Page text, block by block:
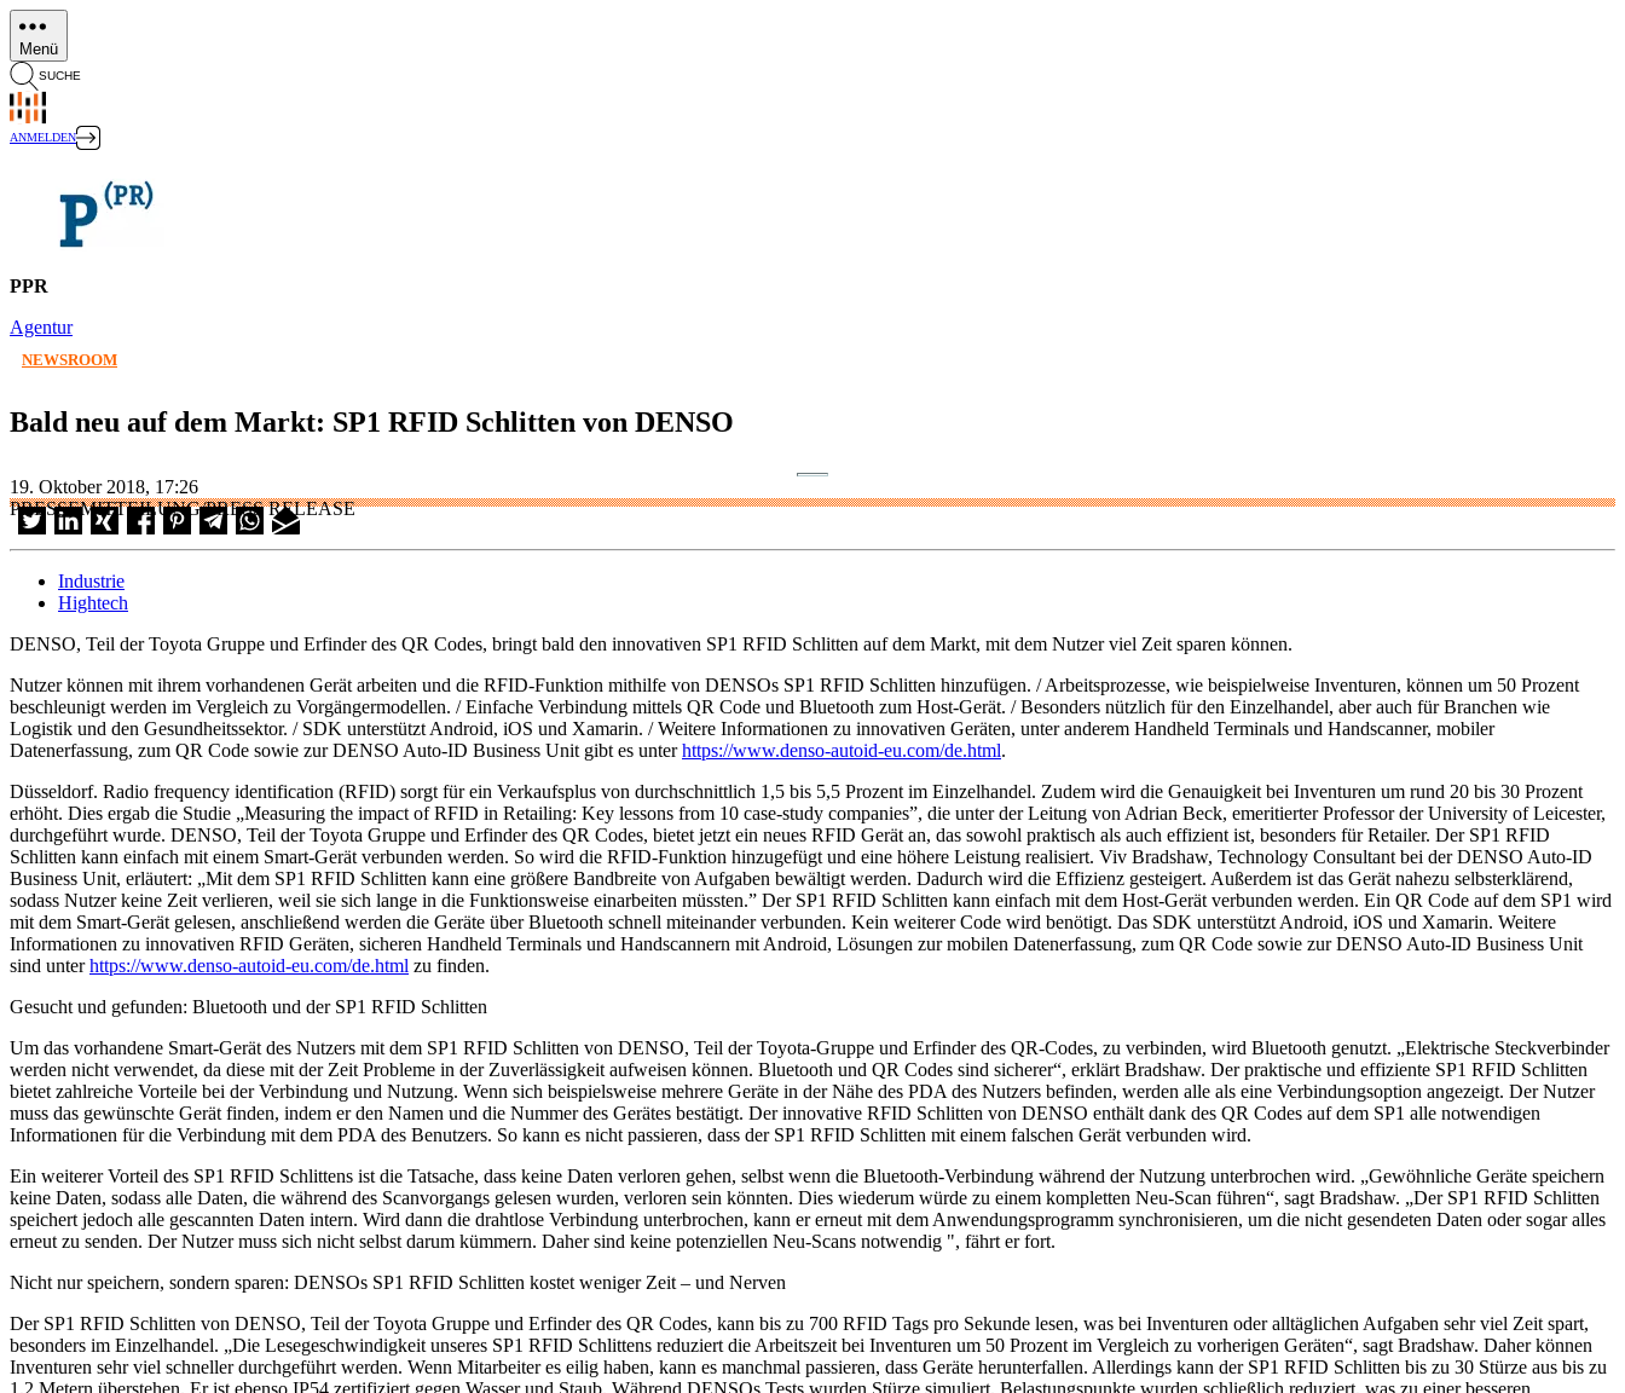
Direkt
zum
Inhalt
Menü
SUCHE
ANMELDEN
PPR
Agentur
NEWSROOM
Bald neu auf dem Markt: SP1 RFID Schlitten von DENSO
19. Oktober 2018, 17:26
PRESSEMITTEILUNG/PRESS RELEASE
Industrie
Hightech
DENSO, Teil der Toyota Gruppe und Erfinder des QR Codes, bringt bald den innovativen SP1 RFID Schlitten auf dem Markt, mit dem Nutzer viel Zeit sparen können.
Nutzer können mit ihrem vorhandenen Gerät arbeiten und die RFID-Funktion mithilfe von DENSOs SP1 RFID Schlitten hinzufügen. / Arbeitsprozesse, wie beispielweise Inventuren, können um 50 Prozent
beschleunigt werden im Vergleich zu Vorgängermodellen. / Einfache Verbindung mittels QR Code und Bluetooth zum Host-Gerät. / Besonders nützlich für den Einzelhandel, aber auch für Branchen wie
Logistik und den Gesundheitssektor. / SDK unterstützt Android, iOS und Xamarin. / Weitere Informationen zu innovativen Geräten, unter anderem Handheld Terminals und Handscanner, mobiler
Datenerfassung, zum QR Code sowie zur DENSO Auto-ID Business Unit gibt es unterhttps://www.denso-autoid-eu.com/de.html.
Düsseldorf. Radio frequency identification (RFID) sorgt für ein Verkaufsplus von durchschnittlich 1,5 bis 5,5 Prozent im Einzelhandel. Zudem wird die Genauigkeit bei Inventuren um rund 20 bis 30 Prozent
erhöht. Dies ergab die Studie „Measuring the impact of RFID in Retailing: Key lessons from 10 case-study companies”, die unter der Leitung von Adrian Beck, emeritierter Professor der University of Leicester,
durchgeführt wurde. DENSO, Teil der Toyota Gruppe und Erfinder des QR Codes, bietet jetzt ein neues RFID Gerät an, das sowohl praktisch als auch effizient ist, besonders für Retailer. Der SP1 RFID
Schlitten kann einfach mit einem Smart-Gerät verbunden werden. So wird die RFID-Funktion hinzugefügt und eine höhere Leistung realisiert. Viv Bradshaw, Technology Consultant bei der DENSO Auto-ID
Business Unit, erläutert: „Mit dem SP1 RFID Schlitten kann eine größere Bandbreite von Aufgaben bewältigt werden. Dadurch wird die Effizienz gesteigert. Außerdem ist das Gerät nahezu selbsterklärend,
sodass Nutzer keine Zeit verlieren, weil sie sich lange in die Funktionsweise einarbeiten müssten.” Der SP1 RFID Schlitten kann einfach mit dem Host-Gerät verbunden werden. Ein QR Code auf dem SP1 wird
mit dem Smart-Gerät gelesen, anschließend werden die Geräte über Bluetooth schnell miteinander verbunden. Kein weiterer Code wird benötigt. Das SDK unterstützt Android, iOS und Xamarin. Weitere
Informationen zu innovativen RFID Geräten, sicheren Handheld Terminals und Handscannern mit Android, Lösungen zur mobilen Datenerfassung, zum QR Code sowie zur DENSO Auto-ID Business Unit
sind unterhttps://www.denso-autoid-eu.com/de.html zu finden.
Gesucht und gefunden: Bluetooth und der SP1 RFID Schlitten
Um das vorhandene Smart-Gerät des Nutzers mit dem SP1 RFID Schlitten von DENSO, Teil der Toyota-Gruppe und Erfinder des QR-Codes, zu verbinden, wird Bluetooth genutzt. „Elektrische Steckverbinder
werden nicht verwendet, da diese mit der Zeit Probleme in der Zuverlässigkeit aufweisen können. Bluetooth und QR Codes sind sicherer“, erklärt Bradshaw. Der praktische und effiziente SP1 RFID Schlitten
bietet zahlreiche Vorteile bei der Verbindung und Nutzung. Wenn sich beispielsweise mehrere Geräte in der Nähe des PDA des Nutzers befinden, werden alle als eine Verbindungsoption angezeigt. Der Nutzer
muss das gewünschte Gerät finden, indem er den Namen und die Nummer des Gerätes bestätigt. Der innovative RFID Schlitten von DENSO enthält dank des QR Codes auf dem SP1 alle notwendigen
Informationen für die Verbindung mit dem PDA des Benutzers. So kann es nicht passieren, dass der SP1 RFID Schlitten mit einem falschen Gerät verbunden wird.
Ein weiterer Vorteil des SP1 RFID Schlittens ist die Tatsache, dass keine Daten verloren gehen, selbst wenn die Bluetooth-Verbindung während der Nutzung unterbrochen wird. „Gewöhnliche Geräte speichern
keine Daten, sodass alle Daten, die während des Scanvorgangs gelesen wurden, verloren sein könnten. Dies wiederum würde zu einem kompletten Neu-Scan führen“, sagt Bradshaw. „Der SP1 RFID Schlitten
speichert jedoch alle gescannten Daten intern. Wird dann die drahtlose Verbindung unterbrochen, kann er erneut mit dem Anwendungsprogramm synchronisieren, um die nicht gesendeten Daten oder sogar alles
erneut zu senden. Der Nutzer muss sich nicht selbst darum kümmern. Daher sind keine potenziellen Neu-Scans notwendig ", fährt er fort.
Nicht nur speichern, sondern sparen: DENSOs SP1 RFID Schlitten kostet weniger Zeit – und Nerven
Der SP1 RFID Schlitten von DENSO, Teil der Toyota Gruppe und Erfinder des QR Codes, kann bis zu 700 RFID Tags pro Sekunde lesen, was bei Inventuren oder alltäglichen Aufgaben sehr viel Zeit spart,
besonders im Einzelhandel. „Die Lesegeschwindigkeit unseres SP1 RFID Schlittens reduziert die Arbeitszeit bei Inventuren um 50 Prozent im Vergleich zu vorherigen Geräten“, sagt Bradshaw. Daher können
Inventuren sehr viel schneller durchgeführt werden. Wenn Mitarbeiter es eilig haben, kann es manchmal passieren, dass Geräte herunterfallen. Allerdings kann der SP1 RFID Schlitten bis zu 30 Stürze aus bis zu
1,2 Metern überstehen. Er ist ebenso IP54 zertifiziert gegen Wasser und Staub. Während DENSOs Tests wurden Stürze simuliert. Belastungspunkte wurden schließlich reduziert, was zu einer besseren